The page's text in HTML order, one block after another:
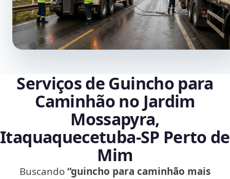
Serviços de Guincho para
Caminhão no Jardim
Mossapyra,
Itaquaquecetuba‑SP Perto de
Mim
Buscando“guincho para caminhão mais